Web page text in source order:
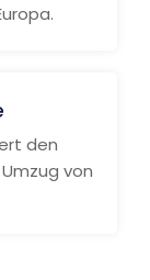
den
von